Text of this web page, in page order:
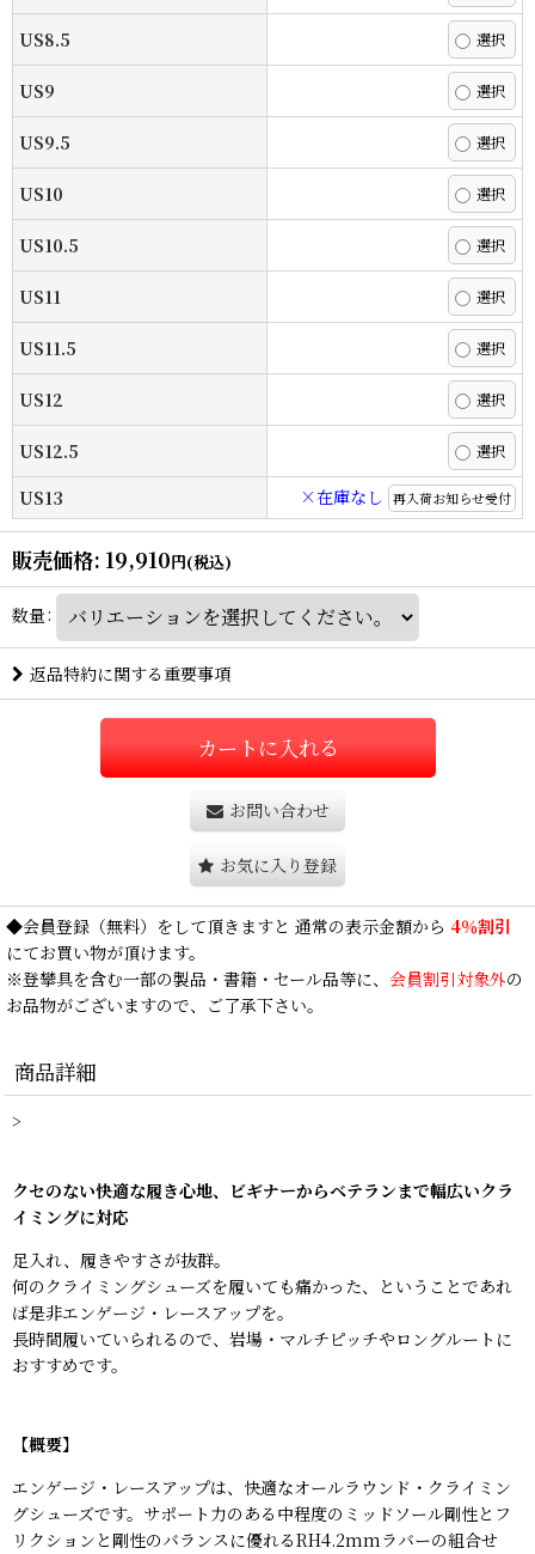
US8.5
US9
US9.5
US10
US10.5
US11
US11.5
US12
US12.5
US13
×在庫なし 再入荷お知らせ受付
販売価格: 19,910円(税込)
数量:
返品特約に関する重要事項
カートに入れる
お問い合わせ
お気に入り登録
◆会員登録 （無料）をして頂きますと 通常の表示金額から 4％割引
にてお買い物が頂けます。
※登攀具を含む一部の製品・書籍・セール品等に、 会員割引対象外の
お品物がございますので、ご了承下さい。
商品詳細
>
クセのない快適な履き心地、ビギナーからベテランまで幅広いクラ
イミングに対応
足入れ、履きやすさが抜群。
何のクライミングシューズを履いても痛かった、ということであれ
ば是非エンゲージ・レースアップを。
長時間履いていられるので、岩場・マルチピッチやロングルートに
おすすめです。
【概要】
エンゲージ・レースアップは、快適なオールラウンド・クライミン
グシューズです。サポート力のある中程度のミッドソール剛性とフ
リクションと剛性のバランスに優れるRH4.2mmラバーの組合せ